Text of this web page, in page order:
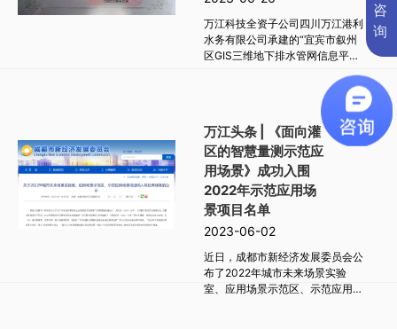
咨
询
万江科技全资子公司四川万江港利
水务有限公司承建的“宜宾市叙州
区GIS三维地下排水管网信息平台
系统建设项目”喜获优秀工程奖银
水管网信息平台系统建设项目，解
决了近年来叙州区在城市化建设、
环境保护、城镇污水提质增效及防
洪排涝等工作中，遇到的数据不
详、覆盖范围不全、信息化支撑决
策不够等问题。 通过项目建设，逐
步建立健全对城市排水管网的病害
点排查和定期检测制度，形成排查
报告和管道检测评估报告。同时建
统，加快推进城市建成区排水管网
改造，优化城市防洪排涝功能性建
设，建立健全专业运行维护管理机
万江头条 | 《面向灌
区的智慧量测示范应
用场景》成功入围
2022年示范应用场
景项目名单
2023-06-02
近日，成都市新经济发展委员会公
布了2022年城市未来场景实验
室、应用场景示范区、示范应用场